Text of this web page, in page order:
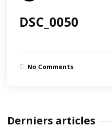
DSC_0050
No Comments
Derniers articles